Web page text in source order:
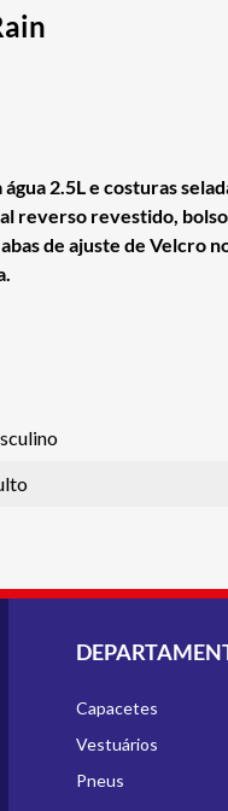
2.5L e costuras
reverso revestido,
de ajuste de Velcro
Capacetes
Vestuários
Pneus